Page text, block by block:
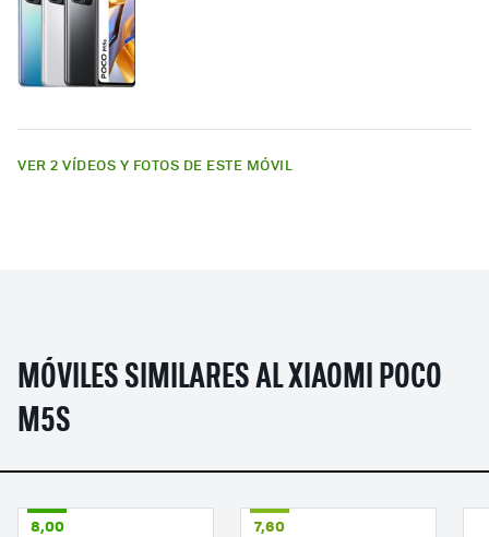
VER 2 VÍDEOS Y FOTOS DE ESTE MÓVIL
MÓVILES SIMILARES AL XIAOMI POCO
M5S
8,00 7,60